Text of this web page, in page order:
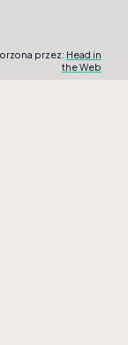
przez: Head in
the Web